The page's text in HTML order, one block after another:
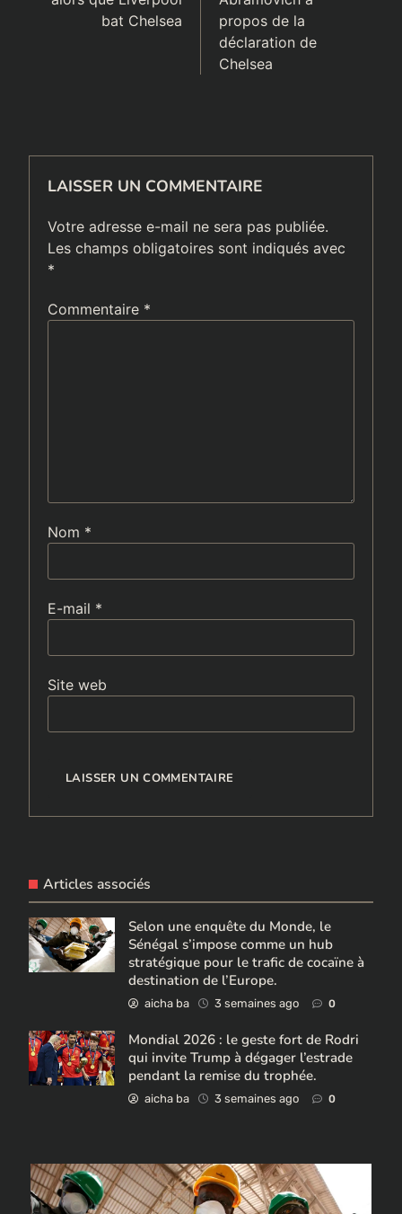
bat Chelsea
propos de la
déclaration de
Chelsea
LAISSER UN COMMENTAIRE
Votre adresse e-mail ne sera pas publiée.
Les champs obligatoires sont indiqués avec
*
Commentaire *
Nom *
E-mail *
Site web
Articles associés
Selon une enquête du Monde, le
Sénégal s’impose comme un hub
stratégique pour le trafic de cocaïne à
destination de l’Europe.
aicha ba 3 semaines ago 0
Mondial 2026 : le geste fort de Rodri
qui invite Trump à dégager l’estrade
pendant la remise du trophée.
aicha ba 3 semaines ago 0